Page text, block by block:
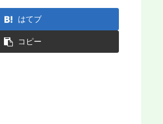
はてブ
コピー